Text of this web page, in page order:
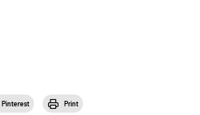
Pinterest Print